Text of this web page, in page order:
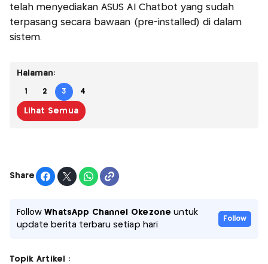
telah menyediakan ASUS AI Chatbot yang sudah
terpasang secara bawaan (pre-installed) di dalam
sistem.
Halaman:
1 2 3 4
Lihat Semua
Share
FollowWhatsApp Channel Okezone untuk
update berita terbaru setiap hari
Follow
Topik Artikel :